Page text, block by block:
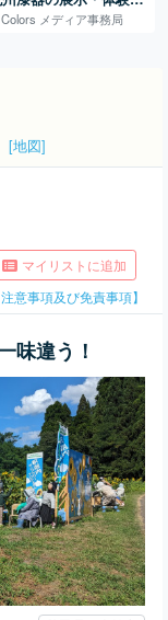
産地の拠点
メディア事務局
[地図]
マイリストに追加
注意事項及び免責事項】
味違う！